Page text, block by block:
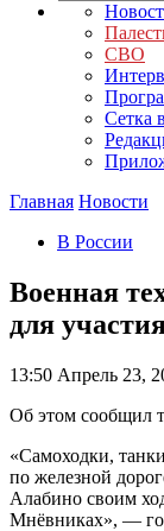
СВО
Сетка
Главная Новости
В России
Военная
для
13:50 Апрель 23,
Об этом сообщил
«Самоходки,
по железной
Алабино своим
Мнёвниках», —